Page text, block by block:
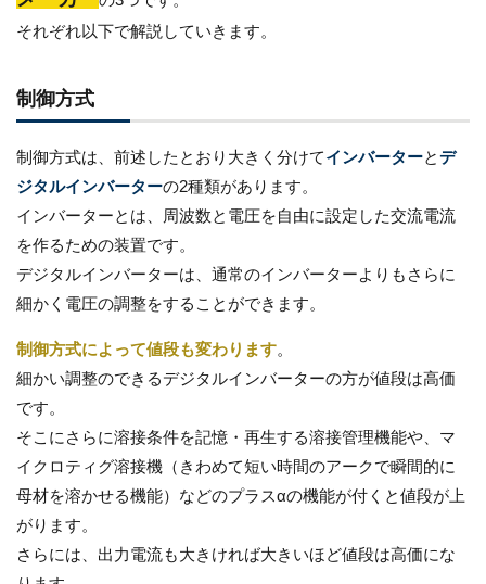
それぞれ以下で解説していきます。
制御方式
制御方式は、前述したとおり大きく分けてインバーターとデ
ジタルインバーターの2種類があります。
インバーターとは、周波数と電圧を自由に設定した交流電流
を作るための装置です。
デジタルインバーターは、通常のインバーターよりもさらに
細かく電圧の調整をすることができます。
制御方式によって値段も変わります。
細かい調整のできるデジタルインバーターの方が値段は高価
です。
そこにさらに溶接条件を記憶・再生する溶接管理機能や、 マ
イクロティグ溶接機（きわめて短い時間のアークで瞬間的に
母材を溶かせる機能）などのプラスαの機能が付くと値段が上
がります。
さらには、出力電流も大きければ大きいほど値段は高価にな